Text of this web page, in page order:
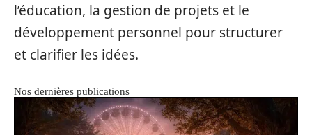
l’éducation, la gestion de projets et le
développement personnel pour structurer
et clarifier les idées.
Nos dernières publications